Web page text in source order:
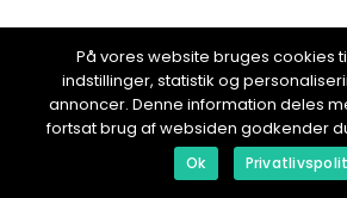
Menu
Reklame
Om oss
Cookies
På vores website bruges cookies
indstillinger, statistik og
annoncer. Denne information deles
fortsat brug af websiden godkender
Ok